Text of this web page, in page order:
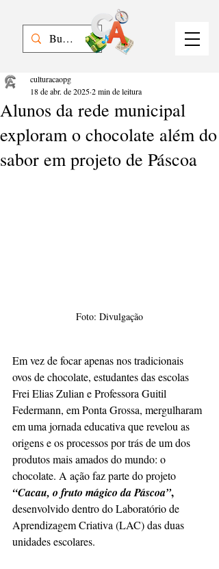
Alunos da rede municipal
exploram o chocolate além do
sabor em projeto de Páscoa
culturacaopg
18 de abr. de 20252 min de leitura
Foto: Divulgação
Em vez de focar apenas nos tradicionais
ovos de chocolate, estudantes das escolas
Frei Elias Zulian e Professora Guitil
Federmann, em Ponta Grossa, mergulharam
em uma jornada educativa que revelou as
origens e os processos por trás de um dos
produtos mais amados do mundo: o
chocolate. A ação faz parte do projeto
“Cacau, o fruto mágico da Páscoa”,
desenvolvido dentro do Laboratório de
Aprendizagem Criativa (LAC) das duas
unidades escolares.